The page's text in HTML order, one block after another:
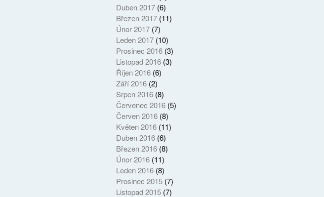
Duben 2017(6)
Březen 2017(11)
Únor 2017(7)
Leden 2017(10)
Prosinec 2016(3)
Listopad 2016(3)
Říjen 2016(6)
Září 2016(2)
Srpen 2016(8)
Červenec 2016(5)
Červen 2016(8)
Květen 2016(11)
Duben 2016(6)
Březen 2016(8)
Únor 2016(11)
Leden 2016(8)
Prosinec 2015(7)
Listopad 2015(7)